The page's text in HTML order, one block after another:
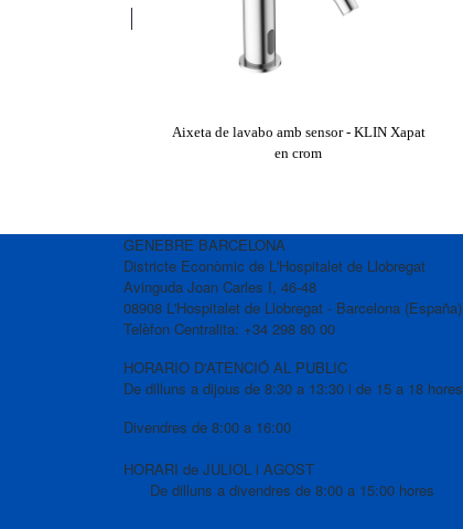
Aixeta de lavabo amb sensor - KLIN Xapat
en crom
GENEBRE BARCELONA
Districte Econòmic de L'Hospitalet de Llobregat
Avinguda Joan Carles I, 46-48
08908 L'Hospitalet de Llobregat - Barcelona (España)
Telèfon Centralita: +34 298 80 00
HORARIO D'ATENCIÓ AL PUBLIC
De dilluns a dijous de 8:30 a 13:30 i de 15 a 18 hores
Divendres de 8:00 a 16:00
HORARI de JULIOL i AGOST
De dilluns a divendres de 8:00 a 15:00 hores